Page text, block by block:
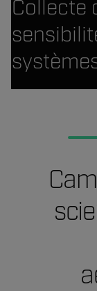
Collecte